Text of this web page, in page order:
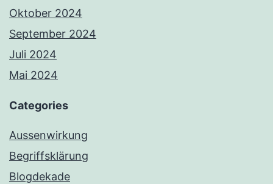
Oktober 2024
September 2024
Juli 2024
Mai 2024
Categories
Aussenwirkung
Begriffsklärung
Blogdekade